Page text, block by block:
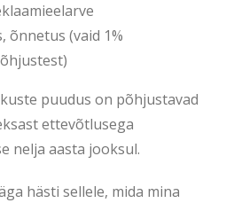
õnnetus (vaid 1%
puudus on põhjustavad
ettevõtlusega
nelja aasta jooksul.
hästi sellele, mida mina